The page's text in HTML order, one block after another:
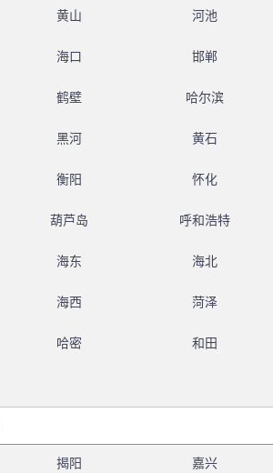
黄山 河池
海口 邯郸
鹤壁 哈尔滨
黑河 黄石
衡阳 怀化
葫芦岛 呼和浩特
海东 海北
海西 菏泽
哈密 和田
揭阳 嘉兴